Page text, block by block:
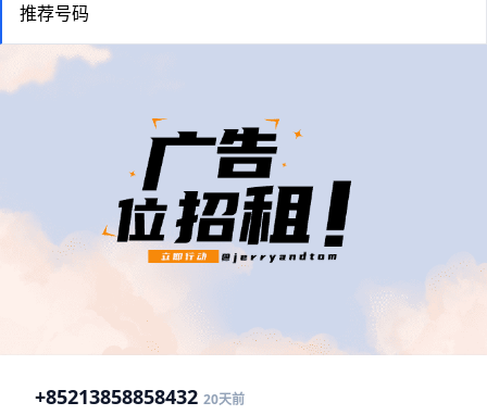
推荐号码
+85213858858432 20天前